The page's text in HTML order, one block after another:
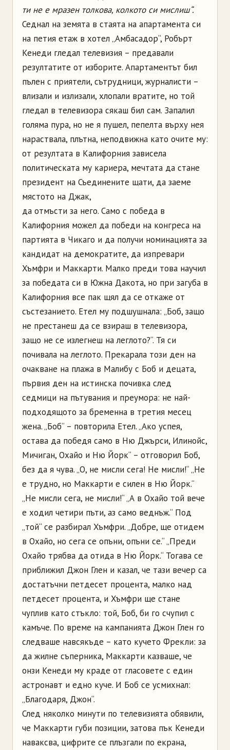
ти не е мразен толкова, колкото си мислиш“.
Седнал на земята в стаята на апартамента си
на петия етаж в хотел „Амбасадор“, Робърт
Кенеди гледал телевизия – предавали
резултатите от изборите. Апартаментът бил
пълен с приятели, сътрудници, журналисти –
влизали и излизали, хлопали вратите, но той
гледал в телевизора сякаш бил сам. Запалил
голяма пура, но не я пушел, пепелта върху нея
нараствала, плътна, неподвижна като очите му:
от резултата в Калифорния зависела
политическата му кариера, мечтата да стане
президент на Съединените щати, да заеме
мястото на Джак,
да отмъсти за него. Само с победа в
Калифорния можел да победи на конгреса на
партията в Чикаго и да получи номинацията за
кандидат на демократите, да изпревари
Хъмфри и Маккарти. Малко преди това научил
за победата си в Южна Дакота, но при загуба в
Калифорния все пак щял да се откаже от
състезанието. Етел му подшушнала: „Боб, защо
не престанеш да се взираш в телевизора,
защо не се излегнеш на леглото?“. Тя си
почивала на леглото. Прекарала този ден на
очакване на плажа в Малибу с Боб и децата,
първия ден на истинска почивка след
седмици на пътувания и преумора: не най-
подходящото за бременна в третия месец
жена. „Боб“ – повторила Етел. „Ако успея,
остава да победя само в Ню Джърси, Илинойс,
Мичиган, Охайо и Ню Йорк“ – отговорил Боб,
без да я чува. „О, не мисли сега! Не мисли!“ „Не
е трудно, но Маккарти е силен в Ню Йорк.“
„Не мисли сега, не мисли!“ „А в Охайо той вече
е ходил четири пъти, аз само веднъж.“ Под
„той“ се разбирал Хъмфри. „Добре, ще отидем
в Охайо, но сега се опъни, опъни се.“ „Преди
Охайо трябва да отида в Ню Йорк.“ Тогава се
приближил Джон Глен и казал, че тази вечер са
достатъчни петдесет процента, малко над
петдесет процента, и Хъмфри ще стане
чуплив като стъкло: той, Боб, би го счупил с
камъче. По време на кампанията Джон Глен го
следваше навсякъде – като кучето Фрекли: за
да жилне съперника, Маккарти казваше, че
онзи Кенеди му краде от гласовете с един
астронавт и едно куче. И Боб се усмихнал:
„Благодаря, Джон“.
След няколко минути по телевизията обявили,
че Маккарти губи позиции, затова пък Кенеди
наваксва, цифрите се плъзгали по екрана,